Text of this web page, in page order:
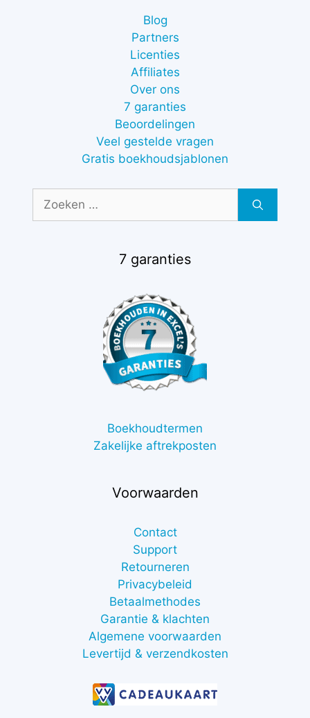
Blog
Partners
Licenties
Affiliates
Over ons
7 garanties
Beoordelingen
Veel gestelde vragen
Gratis boekhoudsjablonen
Zoek
7 garanties
Boekhoudtermen
Zakelijke aftrekposten
Voorwaarden
Contact
Support
Retourneren
Privacybeleid
Betaalmethodes
Garantie & klachten
Algemene voorwaarden
Levertijd & verzendkosten